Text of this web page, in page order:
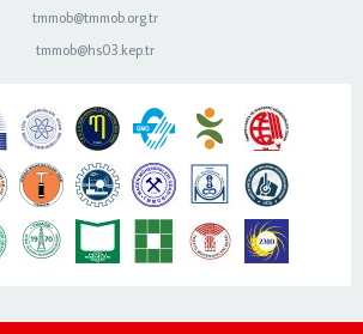
tmmob@tmmob.org.tr
tmmob@hs03.kep.tr